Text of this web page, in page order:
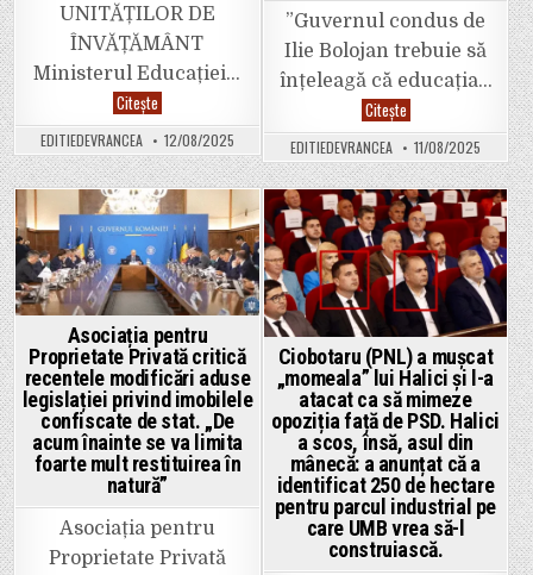
poate
fi
imputabilă
cetățenilor”.
UNITĂȚILOR DE
ÎNVĂȚĂMÂNT
Ministerul Educației…
CiteșteUltima
oră:
Patru
grădinițe
din
Focșani
și
două
din
Adjud
vor
fuziona
prin
absorbție
cu
șase
școli.
Anunțul
complet
făcut
de
Inspectoratul
Școlar.
EDITIEDEVRANCEA 12/08/2025
”Guvernul condus de
Ilie Bolojan trebuie să
înțeleagă că educația…
CiteșteCristina
Dascălu,
deputat
AUR:
„Somăm
Guvernul
să
ia
toate
măsurile
necesare
pentru
ca
anul
școlar
să
nu
fie
blocat!”
EDITIEDEVRANCEA 11/08/2025
Posted
in
Asociația pentru
Proprietate Privată critică
recentele modificări aduse
legislației privind imobilele
confiscate de stat. „De
acum înainte se va limita
foarte mult restituirea în
natură”
Asociația pentru
Proprietate Privată
Posted
in
Ciobotaru (PNL) a mușcat
„momeala” lui Halici și l-a
atacat ca să mimeze
opoziția față de PSD. Halici
a scos, însă, asul din
mânecă: a anunțat că a
identificat 250 de hectare
pentru parcul industrial pe
care UMB vrea să-l
construiască.